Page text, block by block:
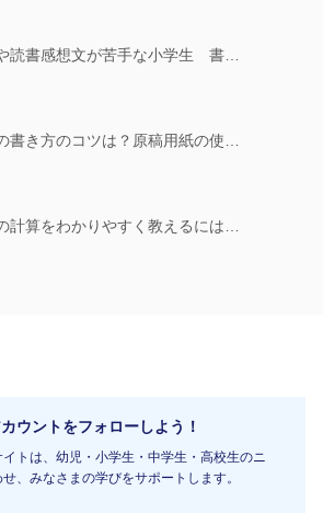
読書感想文が苦手な小学生 書…
書き方のコツは？原稿用紙の使…
計算をわかりやすく教えるには…
ウントをフォローしよう！
トは、幼児・小学生・中学生・高校生のニ
、みなさまの学びをサポートします。